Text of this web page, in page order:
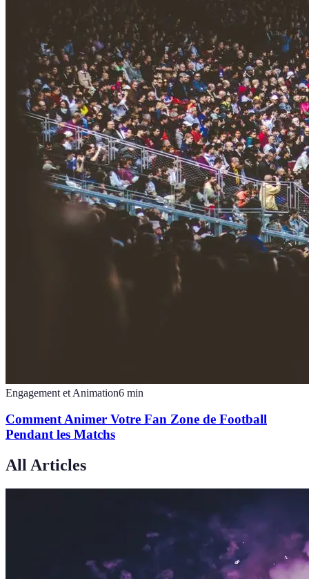
Engagement et Animation6 min
Comment Animer Votre Fan Zone de Football
Pendant les Matchs
All Articles